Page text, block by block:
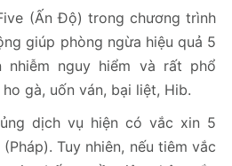
(Ấn Độ) trong chương trình
giúp phòng ngừa hiệu quả 5
nhiễm nguy hiểm và rất phổ
gà, uốn ván, bại liệt, Hib.
dịch vụ hiện có vắc xin 5
Tuy nhiên, nếu tiêm vắc